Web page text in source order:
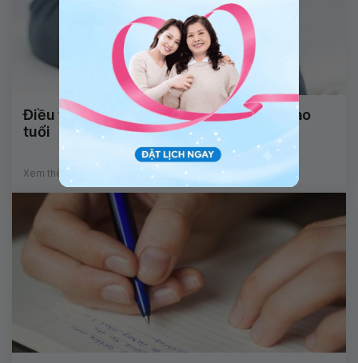
Điều trị đau cơ xương khớp cho người cao
tuổi
Xem thêm